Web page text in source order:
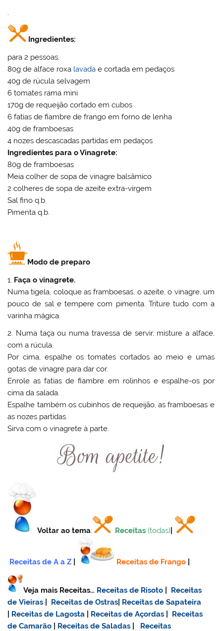
.
Ingredientes:
para 2 pessoas:
80g de alface roxa lavada e cortada em pedaços
40g de rúcula selvagem
6 tomates rama mini
170g de requeijão cortado em cubos
6 fatias de fiambre de frango em forno de lenha
40g de framboesas
4 nozes descascadas partidas em pedaços
Ingredientes para o Vinagrete:
80g de framboesas
Meia colher de sopa de vinagre balsâmico
2 colheres de sopa de azeite extra-virgem
Sal fino q.b.
Pimenta q.b.
Modo de preparo
1. Faça o vinagrete.
Numa tigela, coloque as framboesas, o azeite, o vinagre, um
pouco de sal e tempere com pimenta. Triture tudo com a
varinha mágica.
2. Numa taça ou numa travessa de servir, misture a alface,
com a rúcula.
Por cima, espalhe os tomates cortados ao meio e umas
gotas de vinagre para dar cor.
Enrole as fatias de fiambre em rolinhos e espalhe-os por
cima da salada.
Espalhe também os cubinhos de requeijão, as framboesas e
as nozes partidas.
Sirva com o vinagrete à parte.
Voltar ao tema: Receitas (todas)
Receitas de A a Z Receitas de Frango
Veja mais Receitas… Receitas de Risoto
Receitas
de Vieiras
Receitas de Ostras Receitas de Sapateira
Receitas de Lagosta Receitas de Açordas
Receitas
de Camarão
Receitas de Saladas
Receitas